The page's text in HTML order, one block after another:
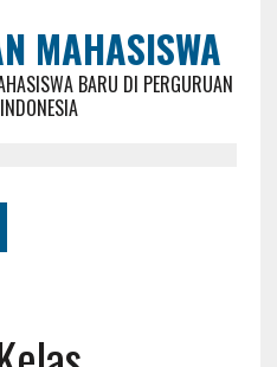
MAHASISWA
BARU DI PERGURUAN